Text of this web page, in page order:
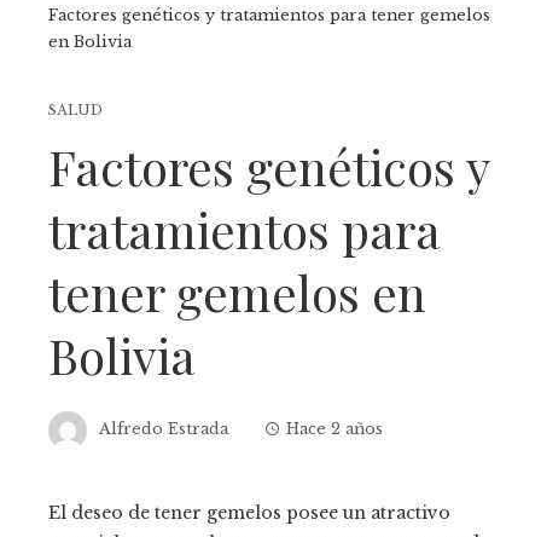
Factores genéticos y tratamientos para tener gemelos
en Bolivia
SALUD
Factores genéticos y
tratamientos para
tener gemelos en
Bolivia
Alfredo Estrada Hace 2 años
El deseo de tener gemelos posee un atractivo